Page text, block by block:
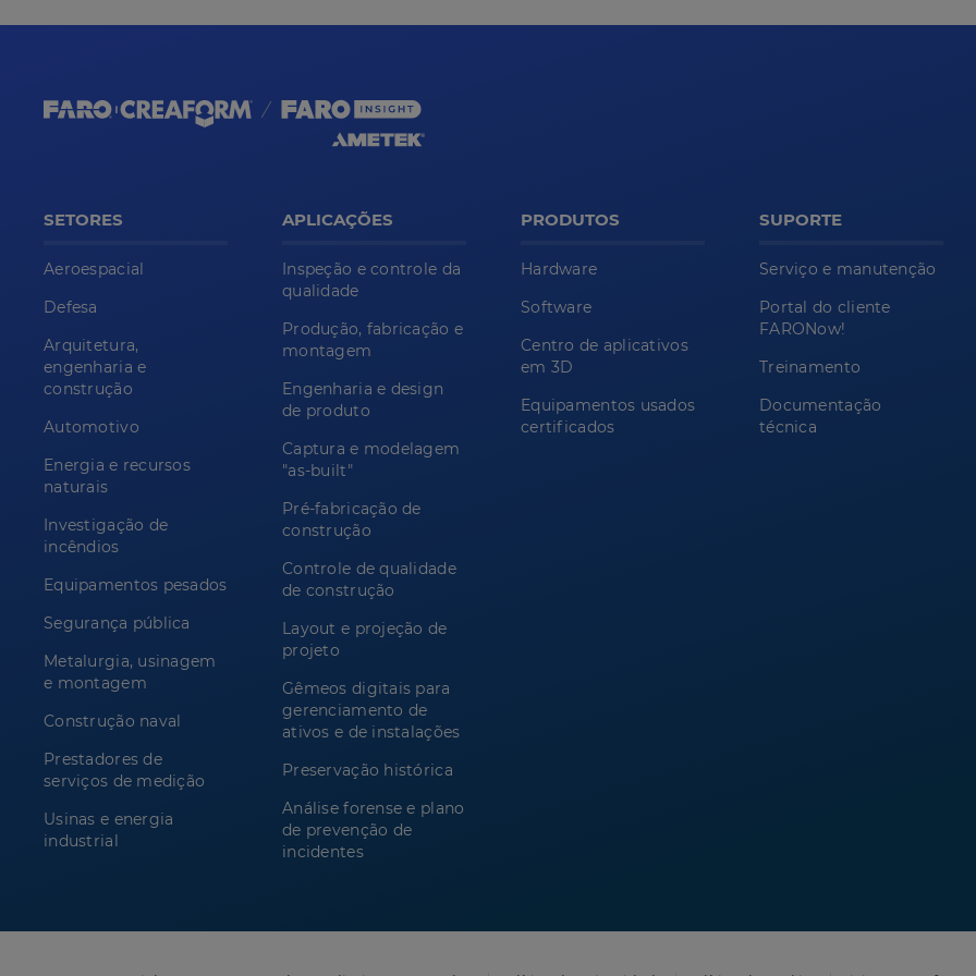
SETORES
Aeroespacial
Defesa
Arquitetura,
engenharia e
construção
Automotivo
Energia e recursos
naturais
Investigação de
incêndios
Equipamentos pesados
Segurança pública
Metalurgia, usinagem
e montagem
Construção naval
Prestadores de
serviços de medição
Usinas e energia
industrial
APLICAÇÕES
Inspeção e controle da
qualidade
Produção, fabricação e
montagem
Engenharia e design
de produto
Captura e modelagem
"as-built"
Pré-fabricação de
construção
Controle de qualidade
de construção
Layout e projeção de
projeto
Gêmeos digitais para
gerenciamento de
ativos e de instalações
Preservação histórica
Análise forense e plano
de prevenção de
incidentes
PRODUTOS
Hardware
Software
Centro de aplicativos
em 3D
Equipamentos usados
certificados
SUPORTE
Serviço e manutenção
Portal do cliente
FARONow!
Treinamento
Documentação
técnica